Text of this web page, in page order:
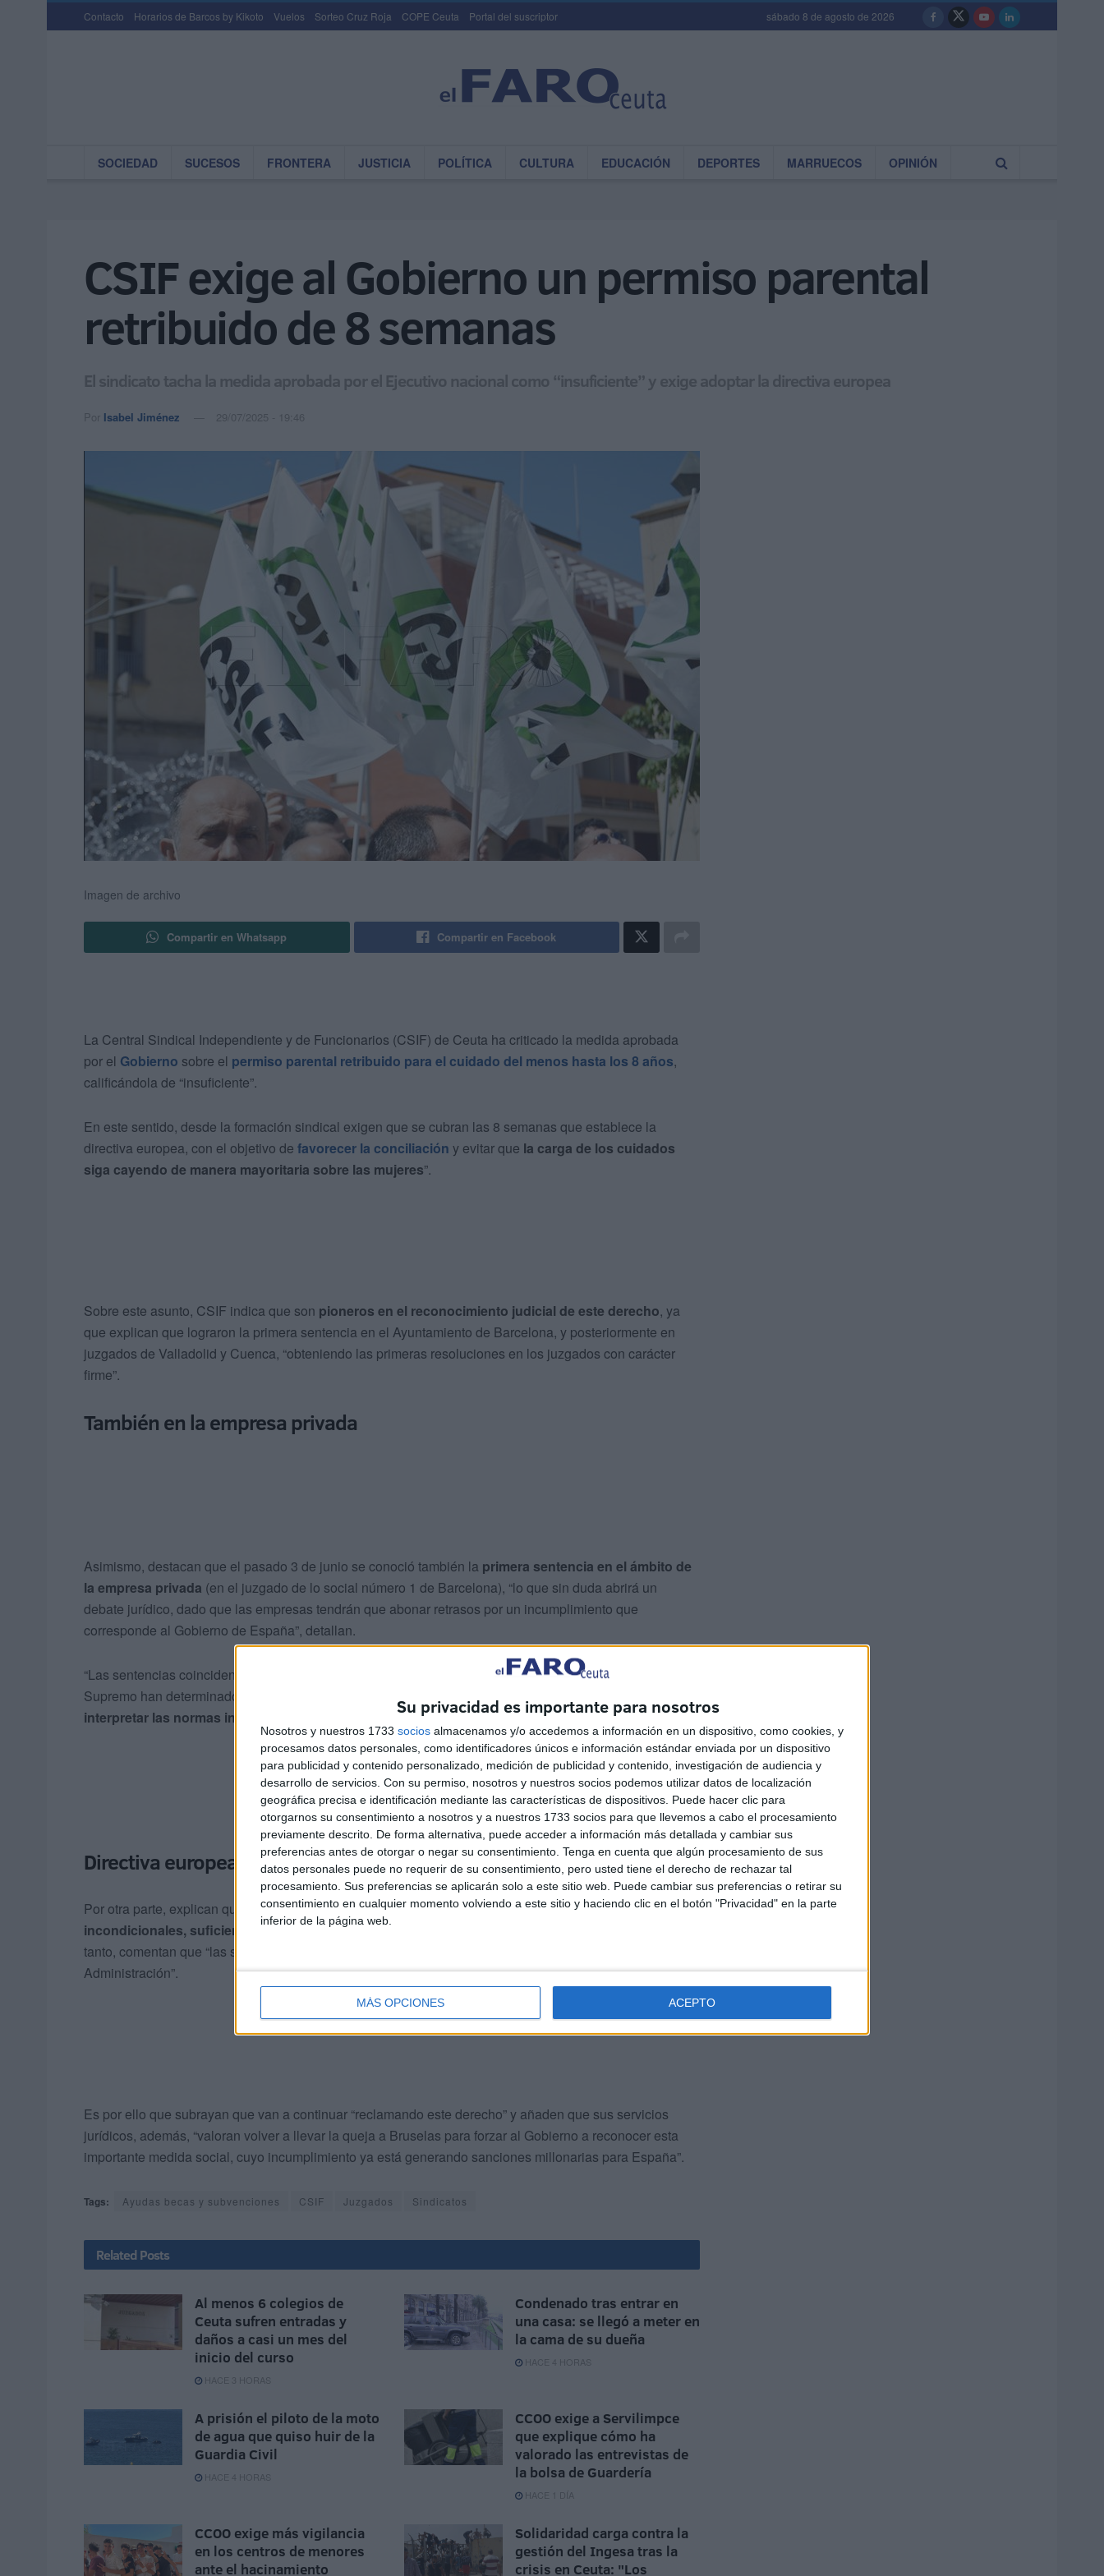
Su privacidad es importante para nosotros
Nosotros y nuestros 1733 socios almacenamos y/o accedemos a información en un dispositivo, como cookies, y
procesamos datos personales, como identificadores únicos e información estándar enviada por un dispositivo
para publicidad y contenido personalizado, medición de publicidad y contenido, investigación de audiencia y
desarrollo de servicios. Con su permiso, nosotros y nuestros socios podemos utilizar datos de localización
geográfica precisa e identificación mediante las características de dispositivos. Puede hacer clic para
otorgarnos su consentimiento a nosotros y a nuestros 1733 socios para que llevemos a cabo el procesamiento
previamente descrito. De forma alternativa, puede acceder a información más detallada y cambiar sus
preferencias antes de otorgar o negar su consentimiento. Tenga en cuenta que algún procesamiento de sus
datos personales puede no requerir de su consentimiento, pero usted tiene el derecho de rechazar tal
procesamiento. Sus preferencias se aplicarán solo a este sitio web. Puede cambiar sus preferencias o retirar su
consentimiento en cualquier momento volviendo a este sitio y haciendo clic en el botón "Privacidad" en la parte
inferior de la página web.
MÁS OPCIONES ACEPTO
Contacto Horarios de Barcos by Kikoto Vuelos Sorteo Cruz Roja COPE Ceuta Portal del suscriptor sábado 8 de agosto de 2026
SOCIEDAD SUCESOS FRONTERA JUSTICIA POLÍTICA CULTURA EDUCACIÓN DEPORTES MARRUECOS OPINIÓN
CSIF exige al Gobierno un permiso parental
retribuido de 8 semanas
El sindicato tacha la medida aprobada por el Ejecutivo nacional como “insuficiente” y exige adoptar la directiva europea
Por Isabel Jiménez 29/07/2025 - 19:46
Imagen de archivo
Compartir en Whatsapp Compartir en Facebook
La Central Sindical Independiente y de Funcionarios (CSIF) de Ceuta ha criticado la medida aprobada
por el Gobierno sobre el permiso parental retribuido para el cuidado del menos hasta los 8 años,
calificándola de “insuficiente”.
En este sentido, desde la formación sindical exigen que se cubran las 8 semanas que establece la
directiva europea, con el objetivo de favorecer la conciliación y evitar que la carga de los cuidados
siga cayendo de manera mayoritaria sobre las mujeres”.
Sobre este asunto, CSIF indica que son pioneros en el reconocimiento judicial de este derecho, ya
que explican que lograron la primera sentencia en el Ayuntamiento de Barcelona, y posteriormente en
juzgados de Valladolid y Cuenca, “obteniendo las primeras resoluciones en los juzgados con carácter
firme”.
También en la empresa privada
Asimismo, destacan que el pasado 3 de junio se conoció también la primera sentencia en el ámbito de
la empresa privada (en el juzgado de lo social número 1 de Barcelona), “lo que sin duda abrirá un
debate jurídico, dado que las empresas tendrán que abonar retrasos por un incumplimiento que
corresponde al Gobierno de España”, detallan.
“Las sentencias coinciden en señalar que tanto la justicia europea, el Tribunal Constitucional como el
Supremo han determinado que
el principio de primacía del derecho europea obliga a los jueces a
interpretar las normas internas conforme al derecho europeo”, expresan.
Directiva europea
Por otra parte, explican que las disposiciones de la directiva europea (UE) 2019/1158 “son
incondicionales, suficientemente claras y precisas
tanto, comentan que “las sentencias imputan el retraso en el desarrollo reglamentario a la
Administración”.
Es por ello que subrayan que van a continuar “reclamando este derecho” y añaden que sus servicios
jurídicos, además, “valoran volver a llevar la queja a Bruselas para forzar al Gobierno a reconocer esta
importante medida social, cuyo incumplimiento ya está generando sanciones millonarias para España”.
Tags: Ayudas becas y subvenciones CSIF Juzgados Sindicatos
Related Posts
Al menos 6 colegios de
Ceuta sufren entradas y
daños a casi un mes del
inicio del curso
HACE 3 HORAS
Condenado tras entrar en
una casa: se llegó a meter en
la cama de su dueña
HACE 4 HORAS
A prisión el piloto de la moto
de agua que quiso huir de la
Guardia Civil
HACE 4 HORAS
CCOO exige a Servilimpce
que explique cómo ha
valorado las entrevistas de
la bolsa de Guardería
HACE 1 DÍA
CCOO exige más vigilancia
en los centros de menores
ante el hacinamiento
Solidaridad carga contra la
gestión del Ingesa tras la
crisis en Ceuta: "Los